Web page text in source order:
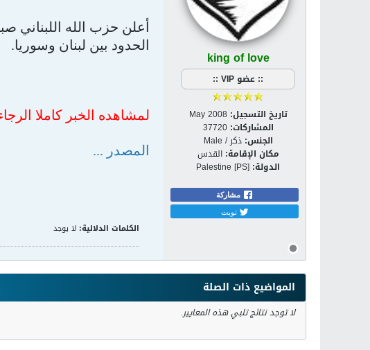
king of love
:: عضو VIP ::
تاريخ التسجيل: May 2008
المشاركات: 37720
الجنس: ذكر / Male
مكان الإقامة: القدس
الدولة: Palestine [PS]
مشاركة
تويت
أعلن حزب الله اللبناني
الحدود بين لبنان وسوريا.
لمشاهده الخبر كاملا
المصدر ...
الكلمات الدلالية: لا يوجد
المواضيع ذات الصلة
لا توجد نتائج تلبي هذه المعايير.